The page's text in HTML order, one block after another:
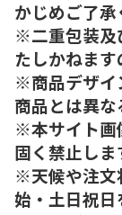
かじめご了承
※二重包装及
たしかねます
※商品デザイ
商品とは異な
※本サイト画
固く禁止しま
※天候や注文
始・土日祝